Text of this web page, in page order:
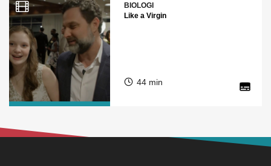
BIOLOGI
Like a Virgin
44 min